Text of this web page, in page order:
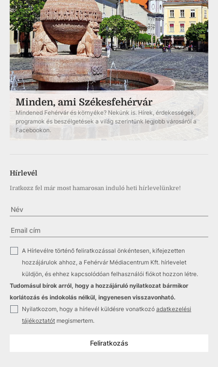
Minden, ami Székesfehérvár
Mindened Fehérvár és környéke? Nekünk is. Hírek, érdekességek,
programok és beszélgetések a világ szerintünk legjobb városáról a
Facebookon.
Hírlevél
Iratkozz fel már most hamarosan induló heti hírlevelünkre!
A Hírlevélre történő feliratkozással önkéntesen, kifejezetten
hozzájárulok ahhoz, a Fehérvár Médiacentrum Kft. hírlevelet
küldjön, és ehhez kapcsolódóan felhasználói fiókot hozzon létre.
Tudomásul bírok arról, hogy a hozzájáruló nyilatkozat bármikor
korlátozás és indokolás nélkül, ingyenesen visszavonható.
Nyilatkozom, hogy a hírlevél küldésre vonatkozó adatkezelési
tájékoztatót megismertem.
Feliratkozás